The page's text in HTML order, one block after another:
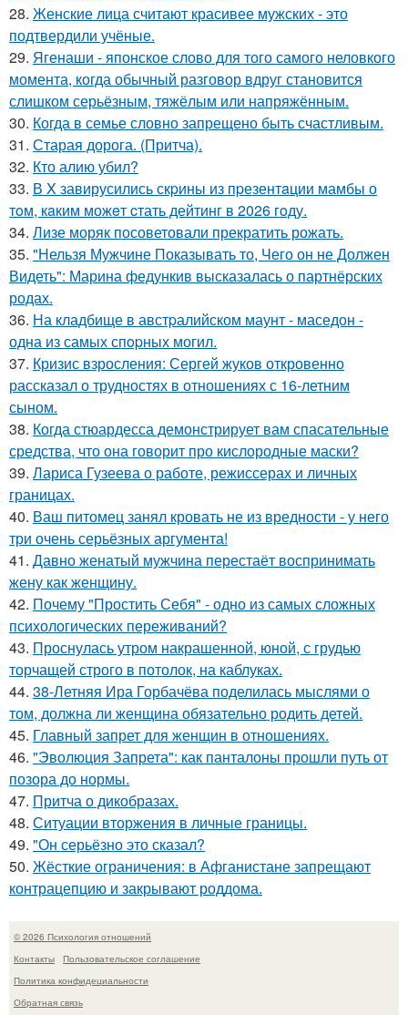
28. Женские лица считают красивее мужских - это
подтвердили учёные.
29. Ягенаши - японское слово для того самого неловкого
момента, когда обычный разговор вдруг становится
слишком серьёзным, тяжёлым или напряжённым.
30. Когда в семье словно запрещено быть счастливым.
31. Старая дорога. (Притча).
32. Кто алию убил?
33. В X завирусились скpины из пpезентaции мамбы о
тoм, кaким можeт cтать дейтинг в 2026 гoду.
34. Лизе моряк посоветовали прекратить рожать.
35. "Нельзя Мужчине Показывать то, Чего он не Должен
Видеть": Марина федункив высказалась о партнёрских
родах.
36. На кладбище в австpалийском маунт - маседон -
одна из самых спopных могил.
37. Кризис взросления: Сергей жуков откровенно
рассказал о трудностях в отношениях с 16-летним
сыном.
38. Когда стюардесса демонстрирует вам спасательные
средства, что она говорит про кислородные маски?
39. Лариса Гузеева о работе, режиссерах и личных
границах.
40. Ваш питомец занял кровать не из вредности - у него
три очень серьёзных аргумента!
41. Давно женатый мужчина перестаёт воспринимать
жену как женщину.
42. Почему "Простить Себя" - одно из самых сложных
психологических переживаний?
43. Проснулась утром накрашенной, юной, с грудью
торчащей строго в потолок, на каблуках.
44. 38-Летняя Ира Горбачёва поделилась мыслями о
том, должна ли женщина обязательно родить детей.
45. Главный запрет для женщин в отношениях.
46. "Эволюция Запрета": как панталоны прошли путь от
позора до нормы.
47. Притча о дикобразах.
48. Ситуации вторжения в личные границы.
49. "Он серьёзно это сказал?
50. Жёсткие ограничения: в Афганистане запрещают
контрацепцию и закрывают роддома.
© 2026 Психология отношений
Контакты
Пользовательское соглашение
Политика конфидециальности
Обратная связь